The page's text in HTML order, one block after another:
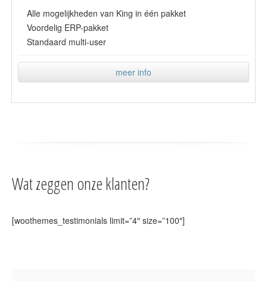
Alle mogelijkheden van King in één pakket
Voordelig ERP-pakket
Standaard multi-user
meer info
Wat zeggen onze klanten?
[woothemes_testimonials limit=”4″ size=”100″]